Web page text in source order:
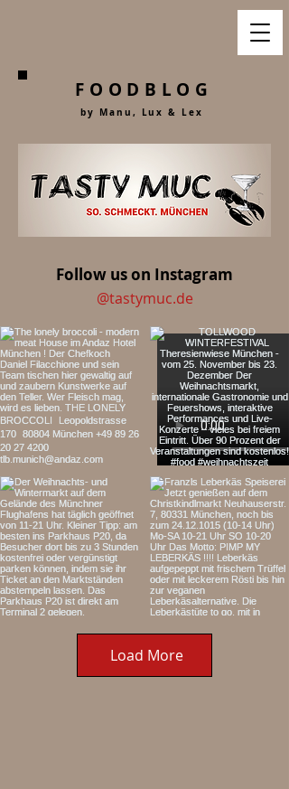
FOODBLOG
by Manu, Lux & Lex
Follow us on Instagram
@tastymuc.de
Load More